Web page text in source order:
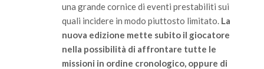
una grande cornice di eventi prestabiliti sui
quali incidere in modo piuttosto limitato. La
nuova edizione mette subito il giocatore
nella possibilità di affrontare tutte le
missioni in ordine cronologico, oppure di